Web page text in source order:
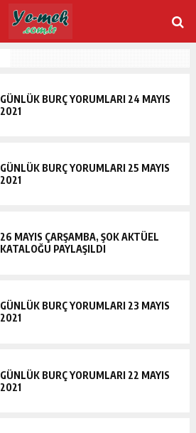
GÜNLÜK BURÇ YORUMLARI 24 MAYIS
2021
GÜNLÜK BURÇ YORUMLARI 25 MAYIS
2021
26 MAYIS ÇARŞAMBA, ŞOK AKTÜEL
KATALOĞU PAYLAŞILDI
GÜNLÜK BURÇ YORUMLARI 23 MAYIS
2021
GÜNLÜK BURÇ YORUMLARI 22 MAYIS
2021